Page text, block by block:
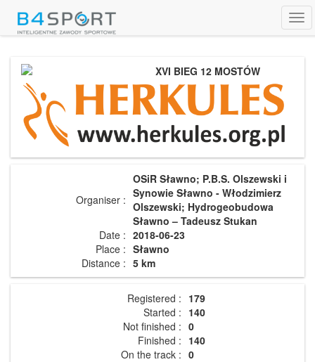
XVI BIEG 12 MOSTÓW
Organiser :
OSiR Sławno; P.B.S. Olszewski i
Synowie Sławno - Włodzimierz
Olszewski; Hydrogeobudowa
Sławno – Tadeusz Stukan
Date : 2018-06-23
Place : Sławno
Distance : 5 km
Registered : 179
Started : 140
Not finished : 0
Finished : 140
On the track : 0